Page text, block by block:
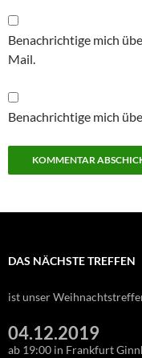
Benachrichtige mich
Mail.
Benachrichtige mich
DAS NÄCHSTE TREFFEN
ist unser
04.12.2019
ab 19:00 in Frankfurt